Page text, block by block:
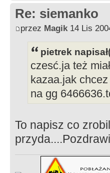
Re: siemanko
przez Magik14 Lis
pietrek
czesć.ja też
kazaa.jak
na gg
To napisz co